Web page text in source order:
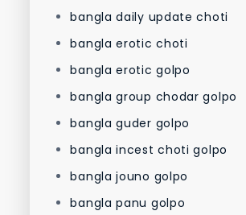
bangla daily update choti
bangla erotic choti
bangla erotic golpo
bangla group chodar golpo
bangla guder golpo
bangla incest choti golpo
bangla jouno golpo
bangla panu golpo